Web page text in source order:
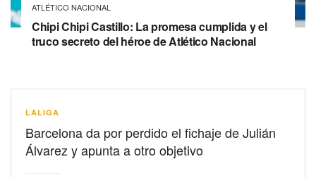
ATLÉTICO NACIONAL
Chipi Chipi Castillo: La promesa cumplida y el
truco secreto del héroe de Atlético Nacional
LALIGA
Barcelona da por perdido el fichaje de Julián
Álvarez y apunta a otro objetivo